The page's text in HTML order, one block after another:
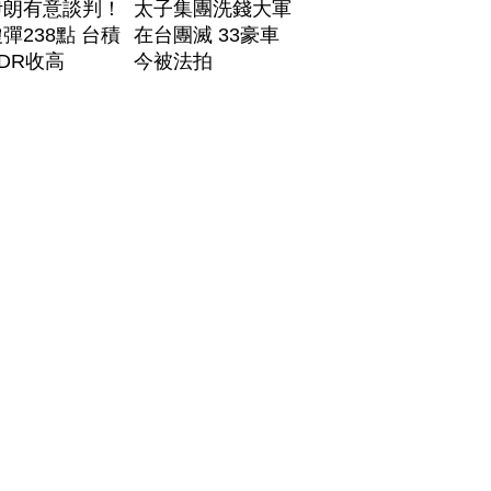
有意談判！
238點 台積
收高
太子集團洗錢大軍
在台團滅 33豪車
今被法拍